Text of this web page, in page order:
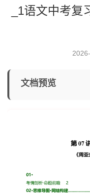
_1语文中考
文档预览